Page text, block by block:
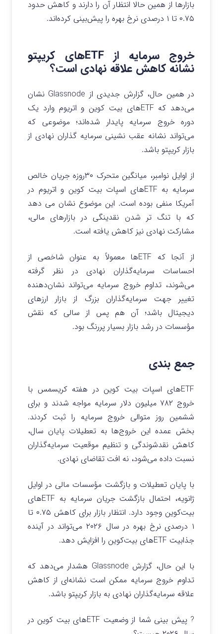
بازارها از همین حالا انتظار آن را دارند و کاهش حدود
۰.۷۵ تا ۱ درصدی نرخ بهره را پیش‌بینی کرده‌اند.
خروج سرمایه از ETFهای کریپتو
نشانه کاهش علاقه نهادی است؟
در همین حال، گزارش جدیدی از Glassnode نشان
می‌دهد که ETFهای بیت‌ کوین و اتریوم وارد یک
دوره خروج سرمایه پایدار شده‌اند؛ موضوعی که
می‌تواند نشانه عقب‌ نشینی سرمایه‌ گذاران نهادی از
بازار کریپتو باشد.
از اوایل نوامبر، میانگین متحرک ۳۰روزه جریان خالص
سرمایه به ETFهای اسپات بیت‌ کوین و اتریوم در
آمریکا منفی بوده است. این موضوع نشان می دهد
که با تنگ تر شدن نقدینگی در بازارهای مالی،
مشارکت نهادی نیز کاهش یافته است.
از آنجا که ETFها معمولاً به‌ عنوان شاخصی از
احساسات سرمایه‌گذاران نهادی در نظر گرفته
می‌شوند، تداوم خروج سرمایه می‌تواند نشان‌دهنده
تغییر جهت سرمایه‌گذاران بزرگ از بازار ارزهای
دیجیتال باشد؛ آن هم پس از سالی که نقش
مؤسسات در رشد بازار بسیار پررنگ بود.
جمع بندی
ETFهای اسپات بیت‌ کوین در هفته کریسمس با
خروج ۷۸۲ میلیون دلار سرمایه مواجه شدند و برای
ششمین روز متوالی خروج سرمایه را ثبت کردند.
بخش عمده این خروج‌ها به تعطیلات پایان سال،
کاهش نقدشوندگی و تنظیم موقعیت سرمایه‌گذاران
نسبت داده می‌شود، نه افت تقاضای نهادی.
با پایان تعطیلات و بازگشت مؤسسات مالی در اوایل
ژانویه، احتمال بازگشت جریان سرمایه به ETFهای
بیت‌کوین وجود دارد. انتظار بازار برای کاهش ۰.۷۵ تا
۱ درصدی نرخ بهره در سال ۲۰۲۶ می‌تواند در آینده
جذابیت ETFهای بیت‌کوین را افزایش دهد.
با این حال، گزارش Glassnode هشدار می‌دهد که
تداوم خروج سرمایه ممکن است نشانه‌ای از کاهش
علاقه سرمایه‌گذاران نهادی به بازار کریپتو باشد.
? پیش بینی شما از وضعیت ETFهای بیت کوین در